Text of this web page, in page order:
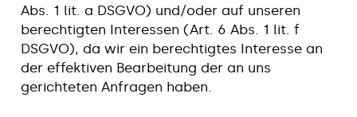
Abs. 1 lit. a DSGVO) und/oder auf unseren
berechtigten Interessen (Art. 6 Abs. 1 lit. f
DSGVO), da wir ein berechtigtes Interesse an
der effektiven Bearbeitung der an uns
gerichteten Anfragen haben.